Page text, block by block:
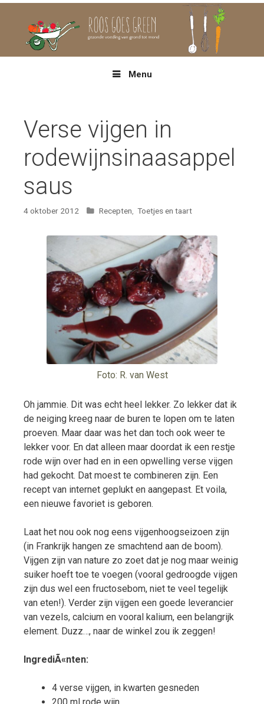
Menu
Verse vijgen in
rodewijnsinaasappel
saus
4 oktober 2012 Categorieën
Recepten, Toetjes en taart
Foto: R. van West
Oh jammie. Dit was echt heel lekker. Zo lekker dat ik
de neiging kreeg naar de buren te lopen om te laten
proeven. Maar daar was het dan toch ook weer te
lekker voor. En dat alleen maar doordat ik een restje
rode wijn over had en in een opwelling verse vijgen
had gekocht. Dat moest te combineren zijn. Een
recept van internet geplukt en aangepast. Et voila,
een nieuwe favoriet is geboren.
Laat het nou ook nog eens vijgenhoogseizoen zijn
(in Frankrijk hangen ze smachtend aan de boom).
Vijgen zijn van nature zo zoet dat je nog maar weinig
suiker hoeft toe te voegen (vooral gedroogde vijgen
zijn dus wel een fructosebom, niet te veel tegelijk
van eten!). Verder zijn vijgen een goede leverancier
van vezels, calcium en vooral kalium, een belangrijk
element. Duzz…, naar de winkel zou ik zeggen!
IngrediÃ«nten:
4 verse vijgen, in kwarten gesneden